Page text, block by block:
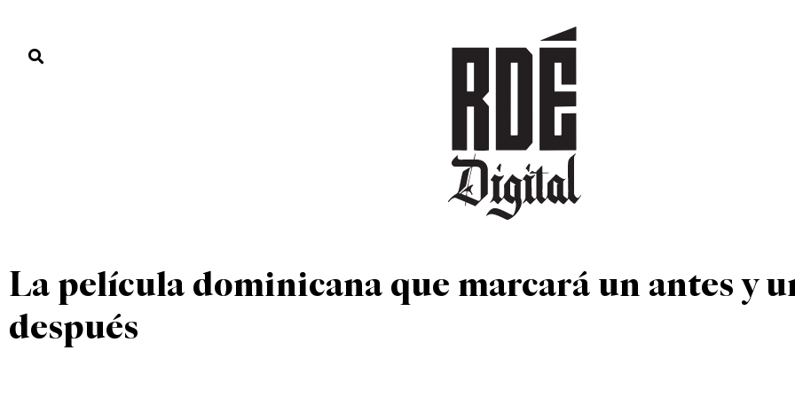
DEPORTES CULTURA ENTRETENIMIENTO
La película dominicana que marcará un antes y
después